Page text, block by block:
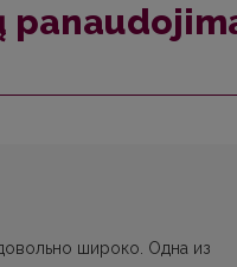
широкo. Одна из